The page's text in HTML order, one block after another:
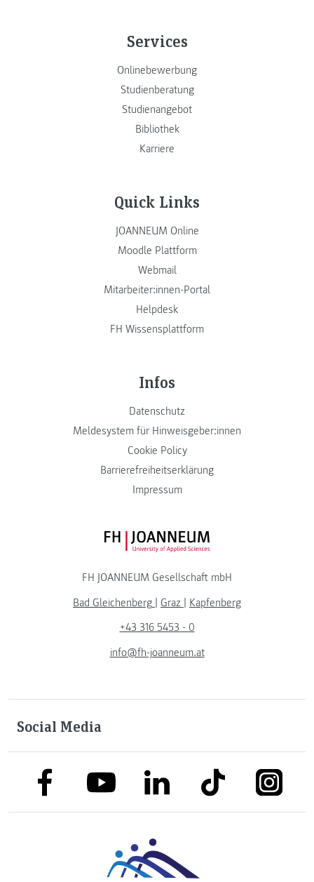
Services
Onlinebewerbung
Studienberatung
Studienangebot
Bibliothek
Karriere
Quick Links
JOANNEUM Online
Moodle Plattform
Webmail
Mitarbeiter:innen-Portal
Helpdesk
FH Wissensplattform
Infos
Datenschutz
Meldesystem für Hinweisgeber:innen
Cookie Policy
Barrierefreiheitserklärung
Impressum
FH JOANNEUM Logo
FH JOANNEUM Gesellschaft mbH
Bad Gleichenberg | Graz | Kapfenberg
+43 316 5453 - 0
info@fh-joanneum.at
Social Media
link to facebooklink to youtubelink to linkedinlink to tiktok link to